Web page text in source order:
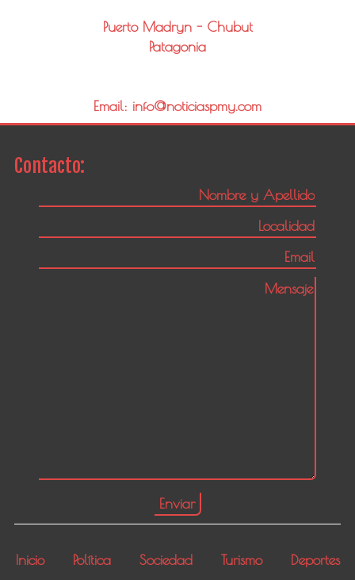
Puerto Madryn - Chubut
Patagonia
Email: info@noticiaspmy.com
Contacto:
Inicio Política Sociedad Turismo Deportes